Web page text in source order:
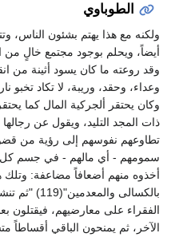
الطوباوي
ولكنه مع هذا يهتم بشئون الناس،
أيضاً، ويحلم بوجود مجتمع خالٍ من
وقد روعته ما كان يسود أثينة من
وكان يحتقر ألجركية المال كما
ذات المجد التليد، ويقول عن
تطاوعهم نفوسهم إلى رؤية من
سمومهم - أي مالهم - في جسم كل
أخذوه منهم أضعافاً مضاعفة: وتلك
بالكسالى
الفقراء على معارضيهم، فيقتلون